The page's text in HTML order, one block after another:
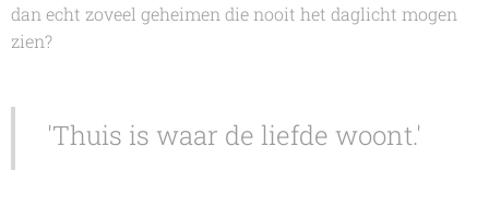
dan echt zoveel geheimen die nooit het daglicht mogen
zien?
'Thuis is waar de liefde woont.'